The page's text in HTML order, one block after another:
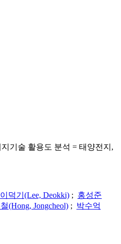
기술 활용도 분석 = 태양전지,
이덕기(Lee, Deokki) ; 홍성준
(Hong, Jongcheol) ; 박수억